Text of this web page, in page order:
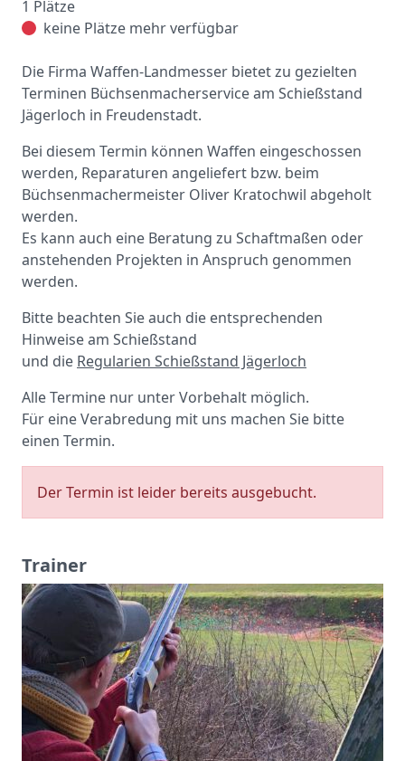
1 Plätze
keine Plätze mehr verfügbar
Die Firma Waffen-Landmesser bietet zu gezielten
Terminen Büchsenmacherservice am Schießstand
Jägerloch in Freudenstadt.
Bei diesem Termin können Waffen eingeschossen
werden, Reparaturen angeliefert bzw. beim
Büchsenmachermeister Oliver Kratochwil abgeholt
werden.
Es kann auch eine Beratung zu Schaftmaßen oder
anstehenden Projekten in Anspruch genommen
werden.
Bitte beachten Sie auch die entsprechenden
Hinweise am Schießstand
und die Regularien Schießstand Jägerloch
Alle Termine nur unter Vorbehalt möglich.
Für eine Verabredung mit uns machen Sie bitte
einen Termin.
Der Termin ist leider bereits ausgebucht.
Trainer